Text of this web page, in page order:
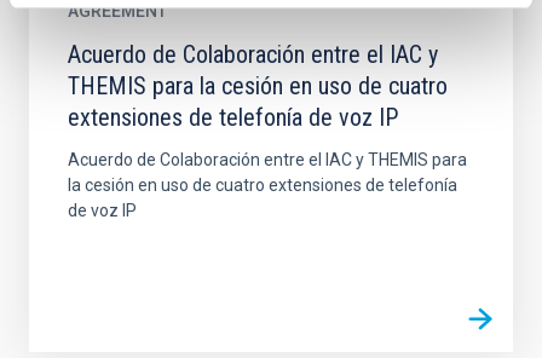
AGREEMENT
Acuerdo de Colaboración entre el IAC y
THEMIS para la cesión en uso de cuatro
extensiones de telefonía de voz IP
Acuerdo de Colaboración entre el IAC y THEMIS para
la cesión en uso de cuatro extensiones de telefonía
de voz IP